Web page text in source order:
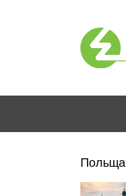
Польща